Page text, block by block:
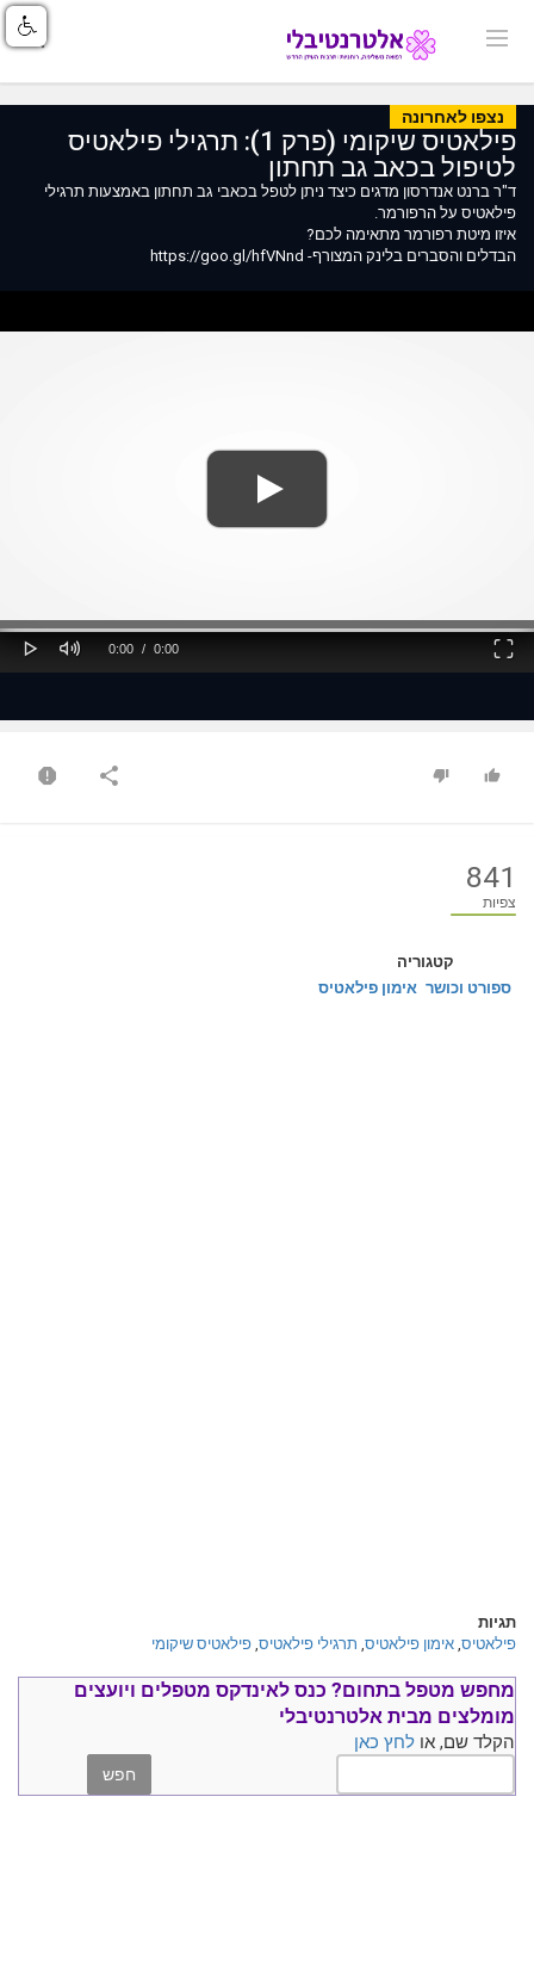
נצפו לאחרונה
פילאטיס שיקומי (פרק 1): תרגילי פילאטיס
לטיפול בכאב גב תחתון
ד"ר ברנט אנדרסון מדגים כיצד ניתן לטפל בכאבי גב תחתון באמצעות תרגילי
פילאטיס על הרפורמר.
איזו מיטת רפורמר מתאימה לכם?
הבדלים והסברים בלינק המצורף- https://goo.gl/hfVNnd
Play Mute
Current
0:00 /
Duration
0:00
Fullscreen
841
צפיות
קטגוריה
ספורט וכושר אימון פילאטיס
תגיות
פילאטיס, אימון פילאטיס, תרגילי פילאטיס, פילאטיס שיקומי
מחפש מטפל בתחום? כנס לאינדקס מטפלים ויועצים
מומלצים מבית אלטרנטיבלי
הקלד שם, או לחץ כאן